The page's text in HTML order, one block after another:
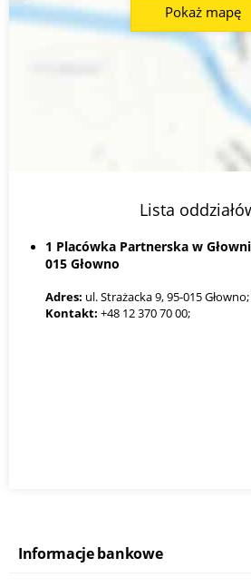
Lista
1 Placówka Partnerska w
015 Głowno
Adres: ul. Strażacka 9, 95-015 Głowno;
Kontakt: +48 12 370 70 00;
Pokaż mapę
Informacje bankowe